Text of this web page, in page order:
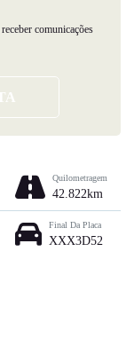
comunicações
Quilometragem
42.822km
Final Da Placa
XXX3D52